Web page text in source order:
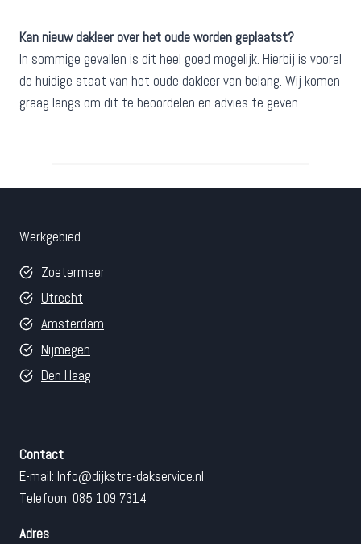
Kan nieuw dakleer over het oude worden geplaatst?
In sommige gevallen is dit heel goed mogelijk. Hierbij is vooral
de huidige staat van het oude dakleer van belang. Wij komen
graag langs om dit te beoordelen en advies te geven.
Werkgebied
Zoetermeer
Utrecht
Amsterdam
Nijmegen
Den Haag
Contact
E-mail: Info@dijkstra-dakservice.nl
Telefoon: 085 109 7314
Adres